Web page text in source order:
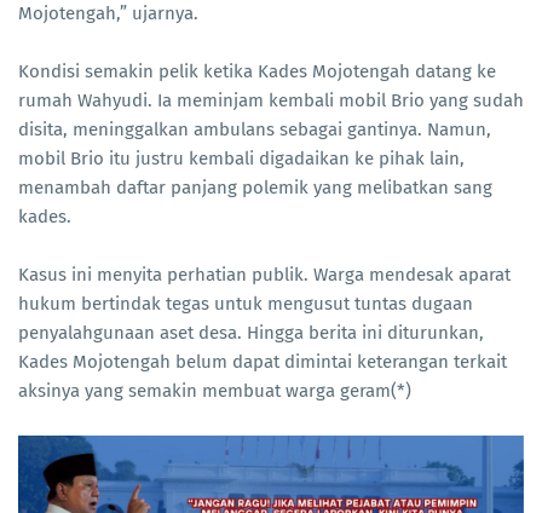
Mojotengah,” ujarnya.
Kondisi semakin pelik ketika Kades Mojotengah datang ke
rumah Wahyudi. Ia meminjam kembali mobil Brio yang sudah
disita, meninggalkan ambulans sebagai gantinya. Namun,
mobil Brio itu justru kembali digadaikan ke pihak lain,
menambah daftar panjang polemik yang melibatkan sang
kades.
Kasus ini menyita perhatian publik. Warga mendesak aparat
hukum bertindak tegas untuk mengusut tuntas dugaan
penyalahgunaan aset desa. Hingga berita ini diturunkan,
Kades Mojotengah belum dapat dimintai keterangan terkait
aksinya yang semakin membuat warga geram(*)